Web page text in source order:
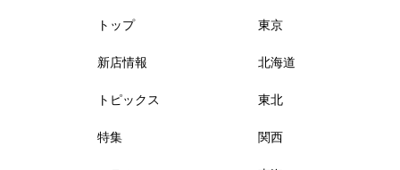
トップ
新店情報
トピックス
特集
東京
北海道
東北
関西